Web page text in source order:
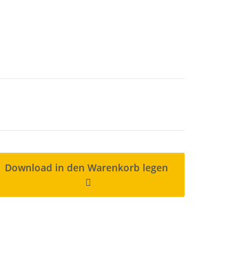
Download in den Warenkorb legen